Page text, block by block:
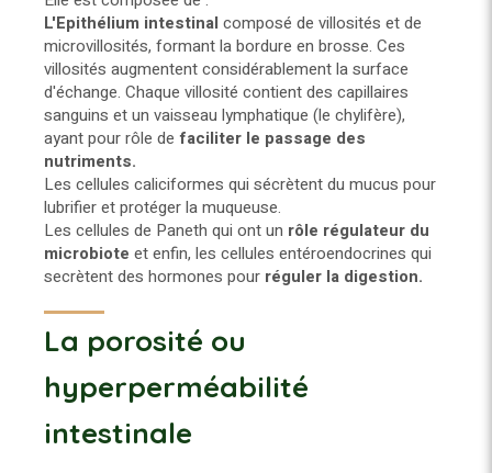
L'Epithélium intestinal composé de villosités et de
microvillosités, formant la bordure en brosse. Ces
villosités augmentent considérablement la surface
d'échange. Chaque villosité contient des capillaires
sanguins et un vaisseau lymphatique (le chylifère),
ayant pour rôle de faciliter le passage des
nutriments.
Les cellules caliciformes qui sécrètent du mucus pour
lubrifier et protéger la muqueuse.
Les cellules de Paneth qui ont un rôle régulateur du
microbiote et enfin, les cellules entéroendocrines qui
secrètent des hormones pour réguler la digestion.
La porosité ou
hyperperméabilité
intestinale